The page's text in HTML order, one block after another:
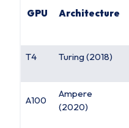
GPU Architecture
T4 Turing (2018)
A100
Ampere
(2020)